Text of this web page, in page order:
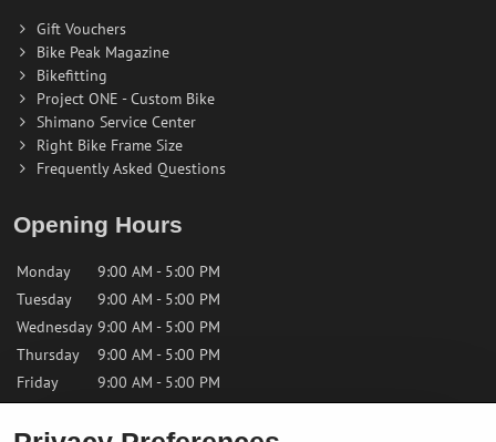
Gift Vouchers
Bike Peak Magazine
Bikefitting
Project ONE - Custom Bike
Shimano Service Center
Right Bike Frame Size
Frequently Asked Questions
Opening Hours
Monday
9:00 AM - 5:00 PM
Tuesday
9:00 AM - 5:00 PM
Wednesday 9:00 AM - 5:00 PM
Thursday
9:00 AM - 5:00 PM
Friday
9:00 AM - 5:00 PM
Saturday 9:00 AM - 12:00 PM